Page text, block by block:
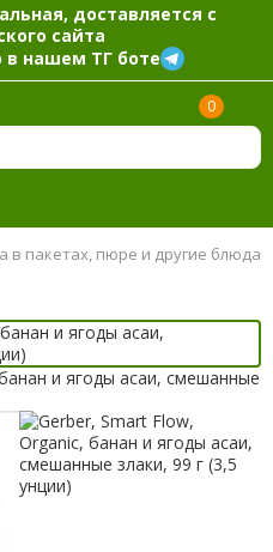
доставляется с
сайта
в нашем ТГ боте
0
в пакетах, пюре и другие блюда